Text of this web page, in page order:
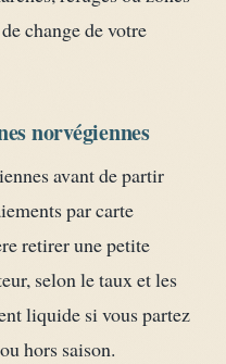
change de votre
norvégiennes
avant de partir
par carte
retirer une petite
selon le taux et les
liquide si vous partez
hors saison.